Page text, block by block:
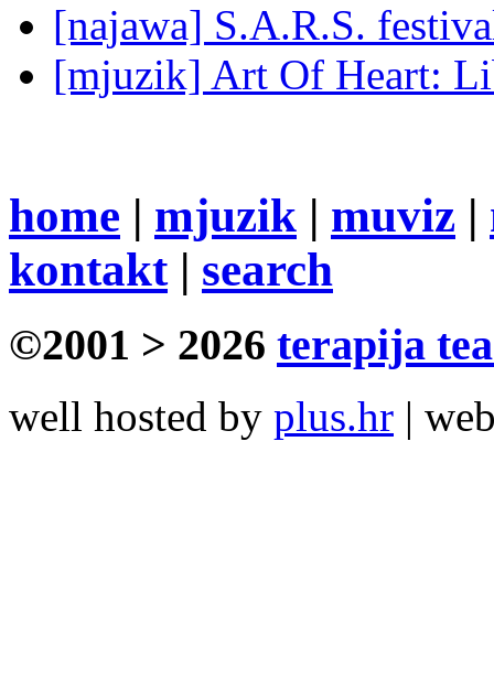
[najawa] S.A.R.S.
[mjuzik] Art Of Heart:
home | mjuzik | muviz |
kontakt| search
©2001 > 2026 terapija
well hosted by plus.hr |